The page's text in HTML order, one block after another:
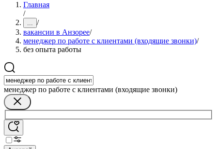
Главная
/
... /
вакансии в Анзорее/
менеджер по работе с клиентами (входящие звонки)/
без опыта работы
менеджер по работе с клиентами (входящие звонки)